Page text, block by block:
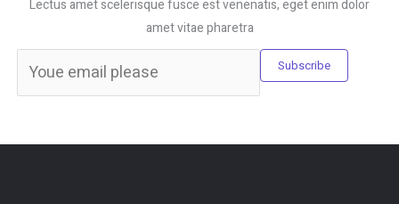
Lectus amet scelerisque fusce est venenatis, eget enim dolor
amet vitae pharetra
Subscribe